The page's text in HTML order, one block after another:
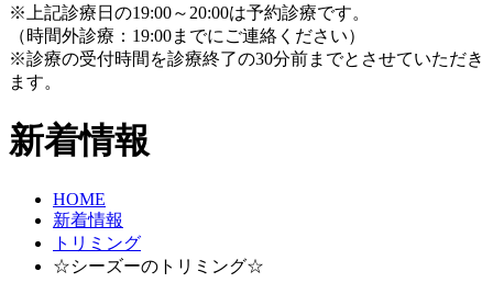
※上記診療日の19:00～20:00は予約診療です。
（時間外診療：19:00までにご連絡ください）
※診療の受付時間を診療終了の30分前までとさせていただき
ます。
新着情報
HOME
新着情報
トリミング
☆シーズーのトリミング☆